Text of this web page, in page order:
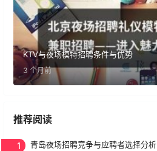
KTV与夜场模特招聘条件与优势
3 个月前
推荐阅读
1 青岛夜场招聘竞争与应聘者选择分析